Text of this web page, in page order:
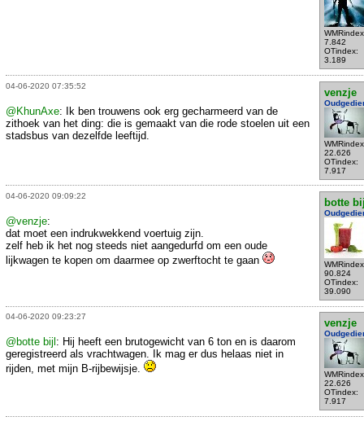
7.842
OTindex:
3.189
04-06-2020 07:35:52
venzje
22.626
OTindex:
7.917
@KhunAxe: Ik ben trouwens ook erg gecharmeerd van de
zithoek van het ding: die is gemaakt van die rode stoelen uit een
stadsbus van dezelfde leeftijd.
04-06-2020 09:09:22
botte
90.824
OTindex:
39.090
@venzje:
dat moet een indrukwekkend voertuig zijn.
zelf heb ik het nog steeds niet aangedurfd om een oude
lijkwagen te kopen om daarmee op zwerftocht te gaan
04-06-2020 09:23:27
venzje
22.626
OTindex:
7.917
@botte bijl : Hij heeft een brutogewicht van 6 ton en is daarom
geregistreerd als vrachtwagen. Ik mag er dus helaas niet in
rijden, met mijn B-rijbewijsje.